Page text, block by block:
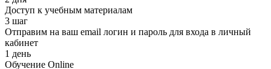
Доступ к учебным материалам
3 шаг
Отправим на ваш email логин и пароль для входа в личный
кабинет
1 день
Обучение Online